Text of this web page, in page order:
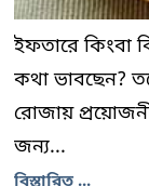
ইফতারে কিংবা
কথা ভাবছেন?
রোজায়
জন্য...